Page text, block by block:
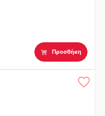
Προσθήκη